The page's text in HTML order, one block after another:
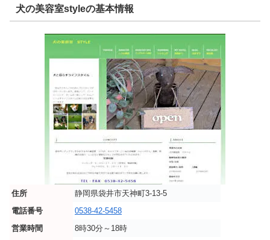
犬の美容室styleの基本情報
住所
静岡県袋井市天神町3-13-5
電話番号
0538-42-5458
営業時間
8時30分～18時